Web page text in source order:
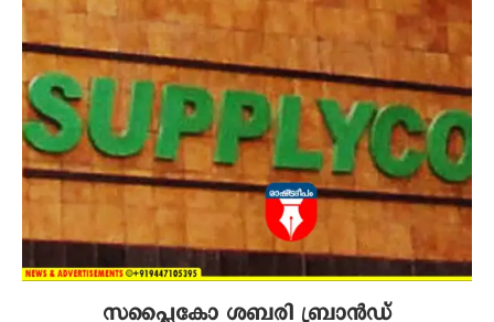
സപ്ലൈകോ ശബരി ബ്രാൻഡ്